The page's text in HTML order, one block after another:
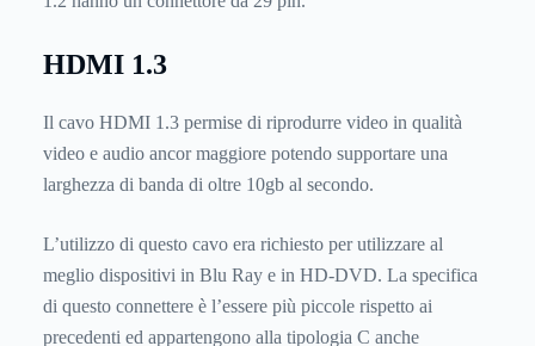
HDMI 1.3
Il cavo HDMI 1.3 permise di riprodurre video in qualità
video e audio ancor maggiore potendo supportare una
larghezza di banda di oltre 10gb al secondo.
L’utilizzo di questo cavo era richiesto per utilizzare al
meglio dispositivi in Blu Ray e in HD-DVD. La specifica
di questo connettere è l’essere più piccole rispetto ai
precedenti ed appartengono alla tipologia C anche